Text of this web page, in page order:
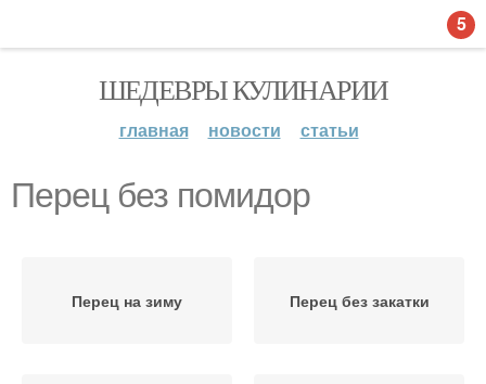
ШЕДЕВРЫ КУЛИНАРИИ
главная новости статьи
Перец без помидор
Перец на зиму Перец без закатки
5